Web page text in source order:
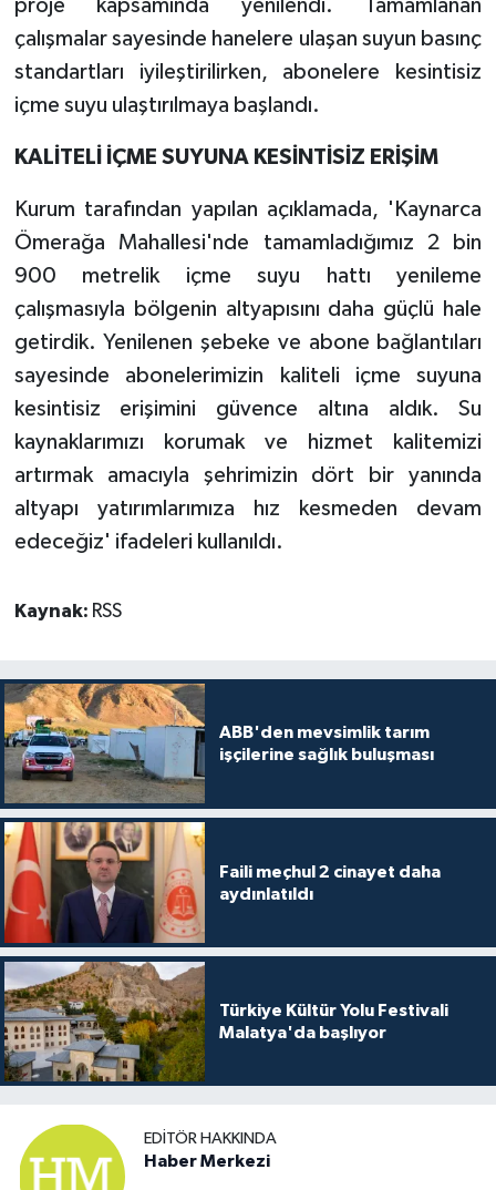
proje kapsamında yenilendi. Tamamlanan
çalışmalar sayesinde hanelere ulaşan suyun basınç
standartları iyileştirilirken, abonelere kesintisiz
içme suyu ulaştırılmaya başlandı.
KALİTELİ İÇME SUYUNA KESİNTİSİZ ERİŞİM
Kurum tarafından yapılan açıklamada, 'Kaynarca
Ömerağa Mahallesi'nde tamamladığımız 2 bin
900 metrelik içme suyu hattı yenileme
çalışmasıyla bölgenin altyapısını daha güçlü hale
getirdik. Yenilenen şebeke ve abone bağlantıları
sayesinde abonelerimizin kaliteli içme suyuna
kesintisiz erişimini güvence altına aldık. Su
kaynaklarımızı korumak ve hizmet kalitemizi
artırmak amacıyla şehrimizin dört bir yanında
altyapı yatırımlarımıza hız kesmeden devam
edeceğiz' ifadeleri kullanıldı.
Kaynak: RSS
ABB'den mevsimlik tarım
işçilerine sağlık buluşması
Faili meçhul 2 cinayet daha
aydınlatıldı
Türkiye Kültür Yolu Festivali
Malatya'da başlıyor
EDITÖR HAKKINDA
Haber Merkezi